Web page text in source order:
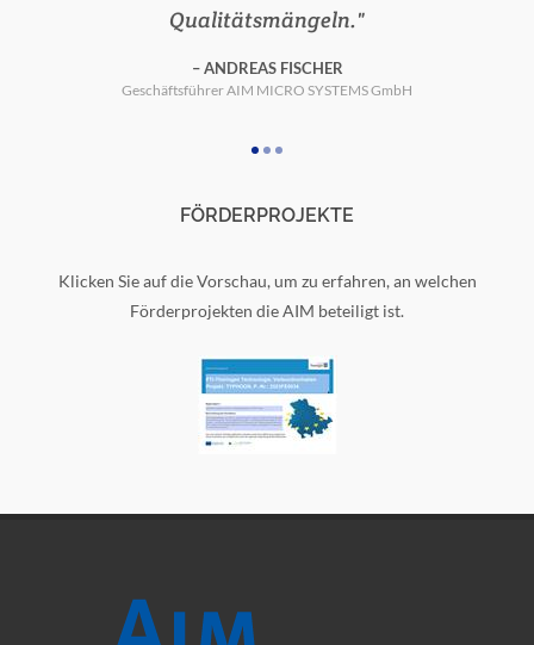
Qualitätsmängeln.
ANDREAS FISCHER
Geschäftsführer AIM MICRO SYSTEMS GmbH
Technische Universität Ilmenau, Fakultät für Maschinenbau –
FÖRDERPROJEKTE
Klicken Sie auf die Vorschau, um zu erfahren, an welchen
Förderprojekten die AIM beteiligt ist.